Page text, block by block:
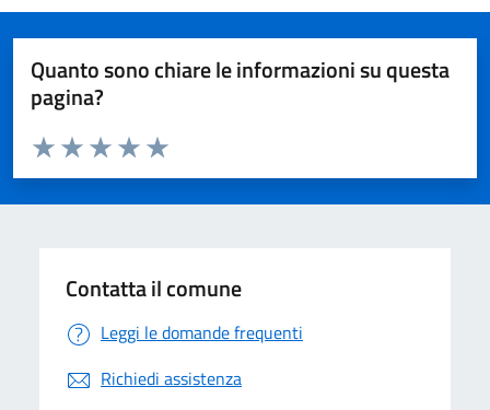
Quanto sono chiare le informazioni su questa
pagina?
Valuta da 1 a 5 stelle la pagina
Valuta 5 stelle su 5
Valuta 4 stelle su 5
Valuta 3 stelle su 5
Valuta 2 stelle su 5
Valuta 1 stelle su 5
Contatta il comune
Leggi le domande frequenti
Richiedi assistenza